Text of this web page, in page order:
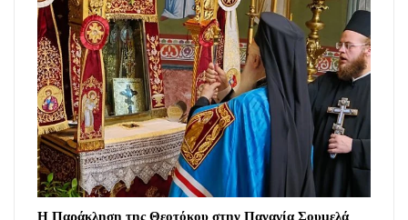
Η Παράκληση της Θεοτόκου στην Παναγία Σουμελά